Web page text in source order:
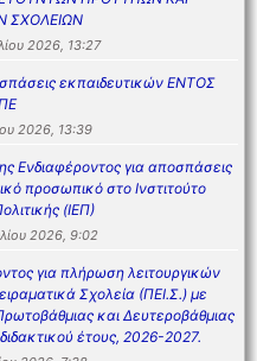
ΣΧΟΛΕΙΩΝ
2026, 13:27
εκπαιδευτικών ΕΝΤΟΣ
2026, 13:39
Ενδιαφέροντος για αποσπάσεις
προσωπικό στο Ινστιτούτο
(ΙΕΠ)
2026, 9:02
για πλήρωση λειτουργικών
Σχολεία (ΠΕΙ.Σ.) με
και Δευτεροβάθμιας
έτους, 2026-2027.